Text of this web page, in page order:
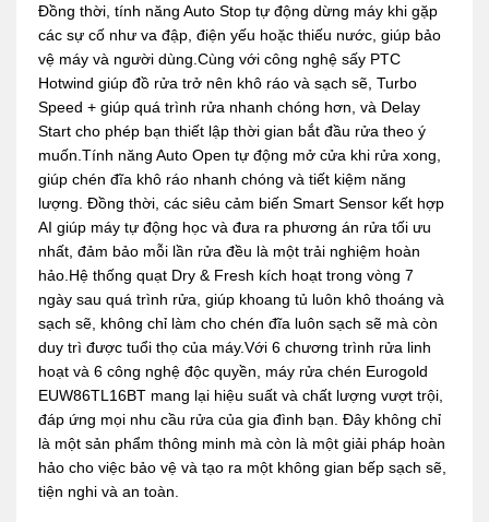
Đồng thời, tính năng Auto Stop tự động dừng máy khi gặp
các sự cố như va đập, điện yếu hoặc thiếu nước, giúp bảo
vệ máy và người dùng.Cùng với công nghệ sấy PTC
Hotwind giúp đồ rửa trở nên khô ráo và sạch sẽ, Turbo
Speed + giúp quá trình rửa nhanh chóng hơn, và Delay
Start cho phép bạn thiết lập thời gian bắt đầu rửa theo ý
muốn.Tính năng Auto Open tự động mở cửa khi rửa xong,
giúp chén đĩa khô ráo nhanh chóng và tiết kiệm năng
lượng. Đồng thời, các siêu cảm biến Smart Sensor kết hợp
AI giúp máy tự động học và đưa ra phương án rửa tối ưu
nhất, đảm bảo mỗi lần rửa đều là một trải nghiệm hoàn
hảo.Hệ thống quạt Dry & Fresh kích hoạt trong vòng 7
ngày sau quá trình rửa, giúp khoang tủ luôn khô thoáng và
sạch sẽ, không chỉ làm cho chén đĩa luôn sạch sẽ mà còn
duy trì được tuổi thọ của máy.Với 6 chương trình rửa linh
hoạt và 6 công nghệ độc quyền, máy rửa chén Eurogold
EUW86TL16BT mang lại hiệu suất và chất lượng vượt trội,
đáp ứng mọi nhu cầu rửa của gia đình bạn. Đây không chỉ
là một sản phẩm thông minh mà còn là một giải pháp hoàn
hảo cho việc bảo vệ và tạo ra một không gian bếp sạch sẽ,
tiện nghi và an toàn.